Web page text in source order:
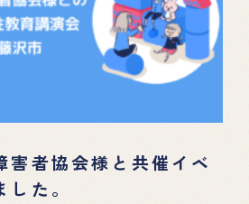
害者協会様と共催イベ
た。